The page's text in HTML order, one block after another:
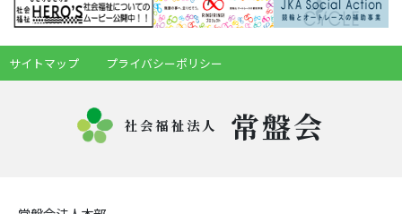
サイトマップ プライバシーポリシー
社会福祉法人 常盤会